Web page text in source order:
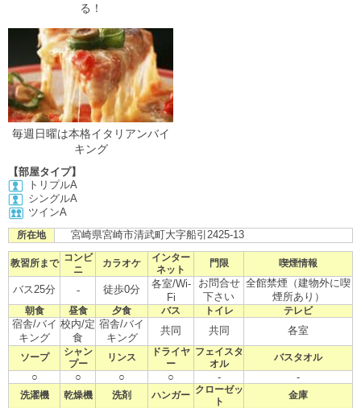
る！
毎週日曜は本格イタリアンバイ
キング
【部屋タイプ】
トリプルA
シングルA
ツインA
所在地 宮崎県宮崎市清武町大字船引2425-13
教習所まで
コンビ
ニ
カラオケ
インター
ネット
門限 喫煙情報
バス25分 - 徒歩0分
各室/Wi-
Fi
お問合せ
下さい
全館禁煙（建物外に喫
煙所あり）
朝食 昼食 夕食 バス トイレ テレビ
宿舎/バイ
キング
校内/定
食
宿舎/バイ
キング
共同 共同 各室
ソープ
シャン
プー
リンス
ドライヤ
ー
フェイスタ
オル
バスタオル
○ ○ ○ ○ - -
洗濯機 乾燥機 洗剤 ハンガー
クローゼッ
ト
金庫